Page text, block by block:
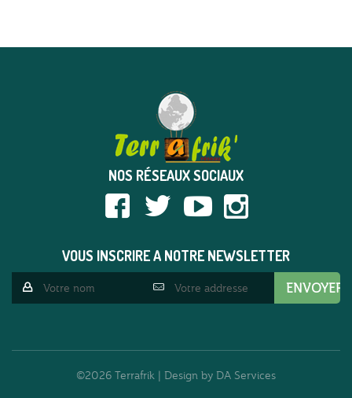
NOS RÉSEAUX SOCIAUX
VOUS INSCRIRE A NOTRE NEWSLETTER
©2026 Terrafrik | Design by DA Services